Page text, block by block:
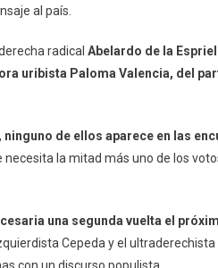
al país.
radical Abelardo de la
uribista Paloma Valencia, del
ninguno de ellos aparece en las
necesita la mitad más uno de los
una segunda vuelta el
Cepeda y el